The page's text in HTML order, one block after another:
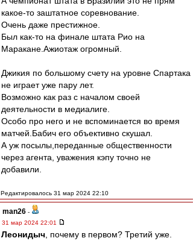
какое-то заштатное соревнование.
Очень даже престижное.
Был как-то на финале штата Рио на
Маракане.Ажиотаж огромный.
Джикия по большому счету на уровне Спартака
не играет уже пару лет.
Возможно как раз с началом своей
деятельности в медиалиге.
Особо про него и не вспоминается во время
матчей.Бабич его объективно скушал.
А уж посылы,переданные общественности
через агента, уважения кэпу точно не
добавили.
Редактировалось 31 мар 2024 22:10
man26 -
31 мар 2024 22:01
Леонидыч , почему в первом? Третий уже.